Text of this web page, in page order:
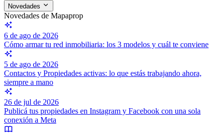
Novedades
Novedades de Mapaprop
6 de ago de 2026
Cómo armar tu red inmobiliaria: los 3 modelos y cuál te conviene
5 de ago de 2026
Contactos y Propiedades activas: lo que estás trabajando ahora,
siempre a mano
26 de jul de 2026
Publicá tus propiedades en Instagram y Facebook con una sola
conexión a Meta